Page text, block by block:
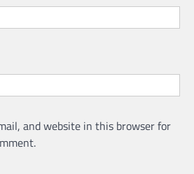
and website in this browser for